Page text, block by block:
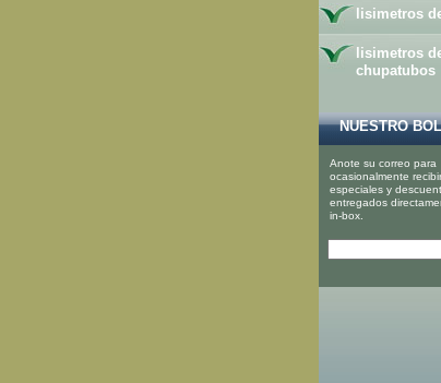
lisimetros
lisimetros
chupatubos
NUESTRO
Anote su correo para
ocasionalmente recibir
especiales y
entregados
in-box.